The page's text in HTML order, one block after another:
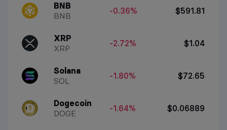
BNB
BNB
-0.36% $591.81
XRP
XRP
-2.72% $1.04
Solana
SOL
-1.80% $72.65
Dogecoin
DOGE
-1.64% $0.06889